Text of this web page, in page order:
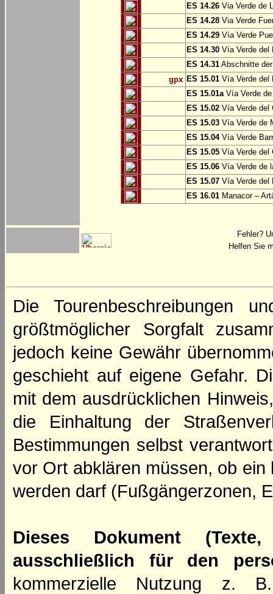
ES 14.26 Via Verde de
ES 14.28 Via Verde
ES 14.29 Vía Verde
ES 14.30 Vía Verde del
ES 14.31 Abschnitte
gpx ES 15.01 Vía Verde del
ES 15.01aVía Verde de
ES 15.02 Vía Verde del
ES 15.03 Vía Verde de
ES 15.04Vía Verde
ES 15.05 Vía Verde del
ES 15.06 Vía Verde de
ES 15.07 Vía Verde del
ES 16.01 Manacor –
Fehler?
Helfen Sie
Die Tourenbeschreibungen
größtmöglicher Sorgfalt
jedoch keine Gewähr
geschieht auf eigene Gefahr.
mit dem ausdrücklichen
die Einhaltung der
Bestimmungen selbst
vor Ort abklären müssen, ob
werden darf (Fußgängerzonen,
Dieses Dokument
ausschließlich für den
kommerzielle Nutzung z.